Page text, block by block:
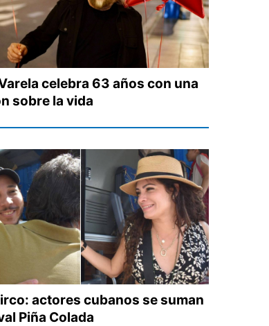
celebra 63 años con una
sobre la vida
actores cubanos se suman
Piña Colada